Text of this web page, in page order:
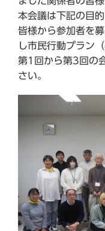
本会議は下記の目
皆様から参加者を
し市民行動プラン
第1回から第3回の
さい。